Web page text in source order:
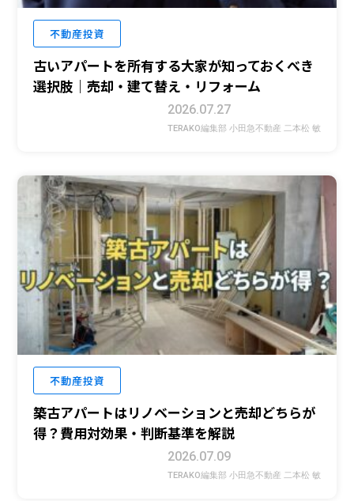
不動産投資
古いアパートを所有する大家が知っておくべき
選択肢｜売却・建て替え・リフォーム
2026.07.27
TERAKO編集部 小田急不動産 二本松 敏
不動産投資
築古アパートはリノベーションと売却どちらが
得？費用対効果・判断基準を解説
2026.07.09
TERAKO編集部 小田急不動産 二本松 敏